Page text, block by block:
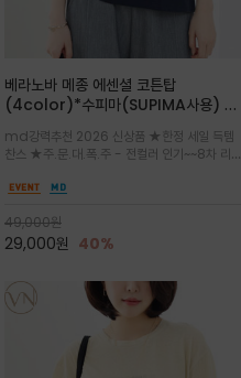
베라노바 메종 에센셜 코튼탑
(4color)*수피마(SUPIMA사용) 레
는 레터링 티셔츠
md강력추천 2026 신상품 ★한정 세일 득템
찬스 ★주.문.대.폭.주 - 전컬러 인기~~8차 리오
픽이나 컬러 조합을 통해 'Essential'한 무드를
좋은 컬러웨이와 디자인입니다^^
49,000원
29,000원 40%